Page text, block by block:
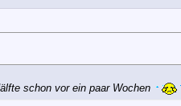
schon vor ein paar Wochen